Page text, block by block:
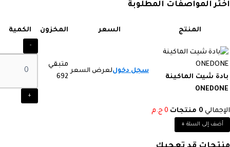
اختر المواصفات المطلوبة
المنتج السعر المخزون الكمية
بادة شيت الماكينة
ONEDONE
سجل دخوللعرض السعر
متبقي
692
-
+
الإجمالي 0 منتجات 0 ج.م
أضف إلى السلة +